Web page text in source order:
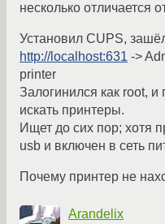
несколько отличается
Установил CUPS,
http://localhost:631 ->
printer
Залогинился как root, и
искать принтеры.
Ищет до сих пор; хотя
usb и включен в сеть
Почему принтер не
Arandelix